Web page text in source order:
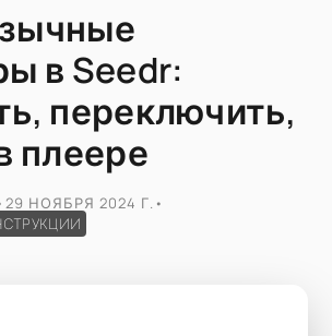
в Seedr:
переключить,
плеере
29 НОЯБРЯ 2024 Г. •